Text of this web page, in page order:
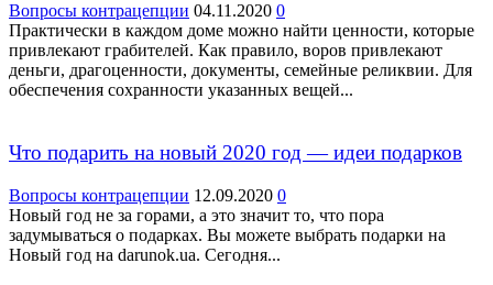
Вопросы контрацепции 04.11.2020 0
Практически в каждом доме можно найти ценности, которые
привлекают грабителей. Как правило, воров привлекают
деньги, драгоценности, документы, семейные реликвии. Для
обеспечения сохранности указанных вещей...
Что подарить на новый 2020 год — идеи подарков
Вопросы контрацепции 12.09.2020 0
Новый год не за горами, а это значит то, что пора
задумываться о подарках. Вы можете выбрать подарки на
Новый год на darunok.ua. Сегодня...